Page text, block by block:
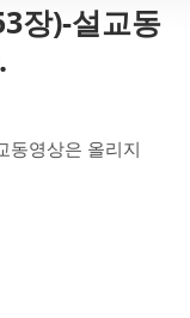
장)-설교동
동영상은 올리지